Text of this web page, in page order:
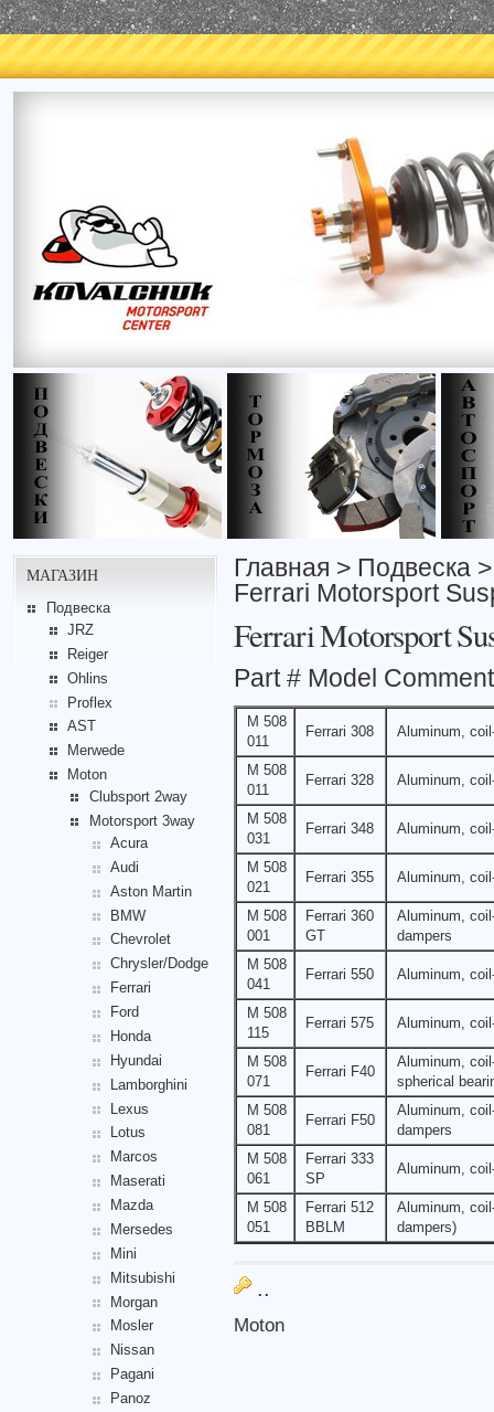
МАГАЗИН
Подвеска
JRZ
Reiger
Ohlins
Proflex
AST
Merwede
Moton
Clubsport 2way
Motorsport 3way
Acura
Audi
Aston Martin
BMW
Chevrolet
Chrysler/Dodge
Ferrari
Ford
Honda
Hyundai
Lamborghini
Lexus
Lotus
Marcos
Maserati
Mazda
Mersedes
Mini
Mitsubishi
Morgan
Mosler
Nissan
Pagani
Panoz
Главная > Подвеска
Ferrari Motorsport
Ferrari Motorsport
Part # Model
M 508
011
Ferrari 308 Aluminum,
M 508
011
Ferrari 328 Aluminum,
M 508
031
Ferrari 348 Aluminum,
M 508
021
Ferrari 355 Aluminum,
M 508
001
Ferrari 360
GT
Aluminum,
dampers
M 508
041
Ferrari 550 Aluminum,
M 508
115
Ferrari 575 Aluminum,
M 508
071
Ferrari F40
Aluminum,
spherical
M 508
081
Ferrari F50
Aluminum,
dampers
M 508
061
Ferrari 333
SP
Aluminum,
M 508
051
Ferrari 512
BBLM
Aluminum,
dampers)
..
Moton